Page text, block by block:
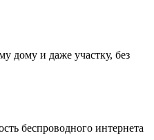
дому и даже участку, без
беспроводного интернета